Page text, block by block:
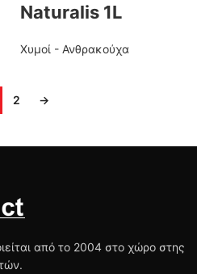
Naturalis 1L
Χυμοί - Ανθρακούχα
2 →
από το 2004 στο χώρο στης